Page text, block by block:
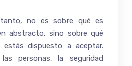
no es sobre qué es
abstracto, sino sobre qué
dispuesto a aceptar.
personas, la seguridad